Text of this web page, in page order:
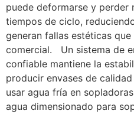
puede deformarse y perder
tiempos de ciclo,
generan fallas estéticas
comercial. Un sistema de
confiable mantiene la
producir envases de
usar agua fría en
agua dimensionado para